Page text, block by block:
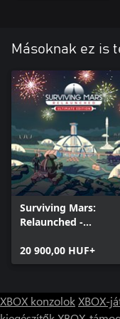
Másoknak ez is
Surviving Mars:
Relaunched -
20 900,00 HUF+
XBOX konzolokXBOX-